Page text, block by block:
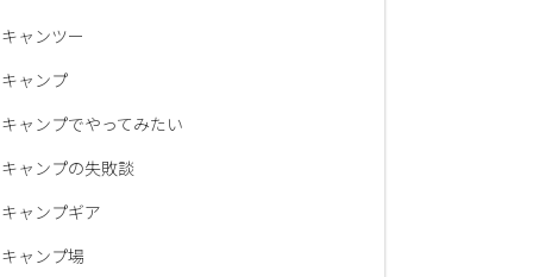
キャンツー
キャンプ
キャンプでやってみたい
キャンプの失敗談
キャンプギア
キャンプ場